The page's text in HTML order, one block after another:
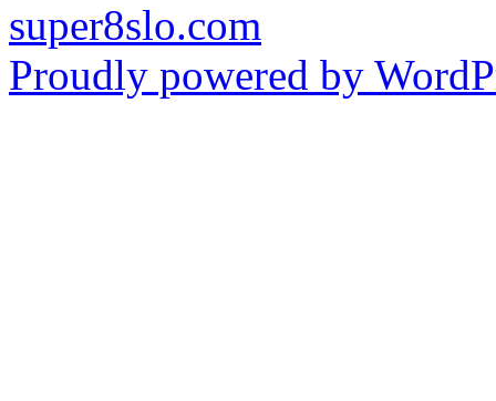
super8slo.com
Proudly powered by